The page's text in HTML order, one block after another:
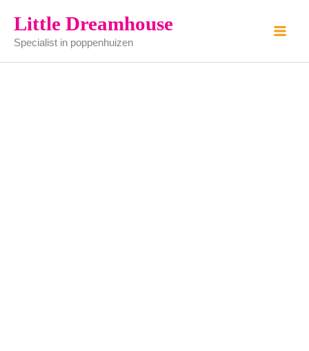
naar
inhoud
Little Dreamhouse
Specialist in poppenhuizen
blik
aantal